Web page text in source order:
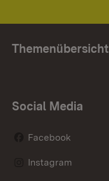
Themenübersicht
Social Media
Facebook
Instagram